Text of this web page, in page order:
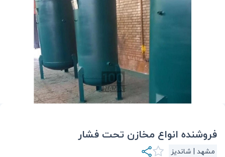
فروشنده انواع مخازن تحت فشار
مشهد | شاندیز